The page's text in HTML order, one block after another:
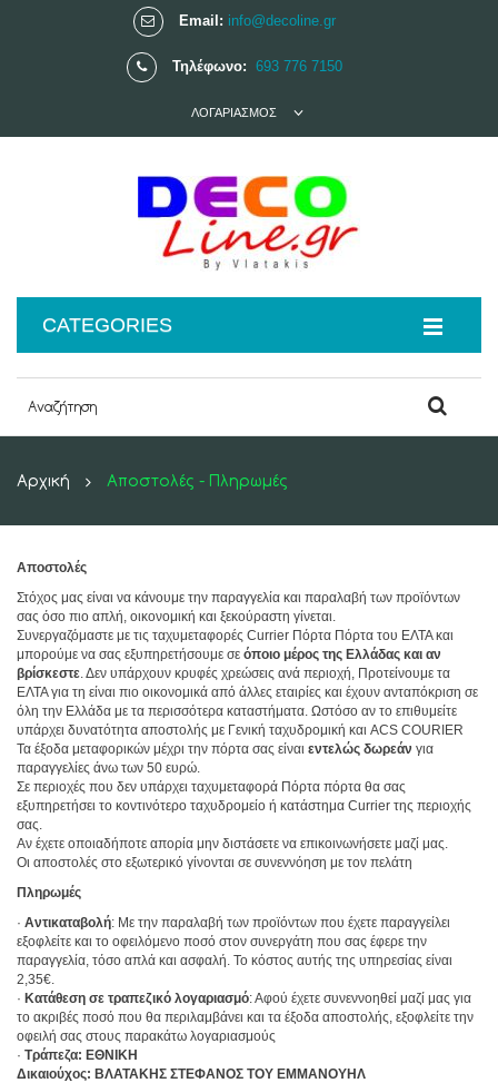
Email: info@decoline.gr
Τηλέφωνο: 693 776 7150
ΛΟΓΑΡΙΑΣΜΌΣ
CATEGORIES
Αρχική Αποστολές - Πληρωμές
Αποστολές
Στόχος μας είναι να κάνουμε την παραγγελία και παραλαβή των προϊόντων
σας όσο πιο απλή, οικονομική και ξεκούραστη γίνεται.
Συνεργαζόμαστε με τις ταχυμεταφορές Currier Πόρτα Πόρτα του ΕΛΤΑ και
μπορούμε να σας εξυπηρετήσουμε σε όποιο μέρος της Ελλάδας και αν
βρίσκεστε. Δεν υπάρχουν κρυφές χρεώσεις ανά περιοχή, Προτείνουμε τα
ΕΛΤΑ για τη είναι πιο οικονομικά από άλλες εταιρίες και έχουν ανταπόκριση σε
όλη την Ελλάδα με τα περισσότερα καταστήματα. Ωστόσο αν το επιθυμείτε
υπάρχει δυνατότητα αποστολής με Γενική ταχυδρομική και ACS COURIER
Τα έξοδα μεταφορικών μέχρι την πόρτα σας είναι εντελώς δωρεάν για
παραγγελίες άνω των 50 ευρώ.
Σε περιοχές που δεν υπάρχει ταχυμεταφορά Πόρτα πόρτα θα σας
εξυπηρετήσει το κοντινότερο ταχυδρομείο ή κατάστημα Currier της περιοχής
σας.
Αν έχετε οποιαδήποτε απορία μην διστάσετε να επικοινωνήσετε μαζί μας.
Οι αποστολές στο εξωτερικό γίνονται σε συνεννόηση με τον πελάτη
Πληρωμές
· Αντικαταβολή: Με την παραλαβή των προϊόντων που έχετε παραγγείλει
εξοφλείτε και το οφειλόμενο ποσό στον συνεργάτη που σας έφερε την
παραγγελία, τόσο απλά και ασφαλή. Το κόστος αυτής της υπηρεσίας είναι
2,35€.
· Κατάθεση σε τραπεζικό λογαριασμό: Αφού έχετε συνεννοηθεί μαζί μας για
το ακριβές ποσό που θα περιλαμβάνει και τα έξοδα αποστολής, εξοφλείτε την
οφειλή σας στους παρακάτω λογαριασμούς
· Τράπεζα: ΕΘΝΙΚΗ
Δικαιούχος: ΒΛΑΤΑΚΗΣ ΣΤΕΦΑΝΟΣ ΤΟΥ ΕΜΜΑΝΟΥΗΛ